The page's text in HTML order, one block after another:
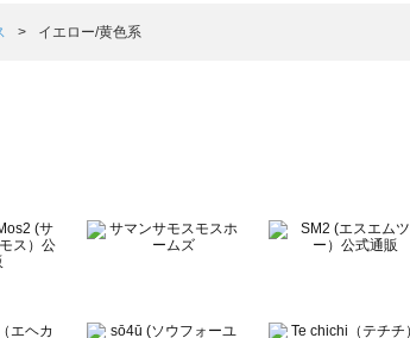
（サマンサモスモス ラーゴム）のトップス一覧
べティーズブルー）のトップス一覧
ーティー）のトップス一覧
イエロー/黄色系